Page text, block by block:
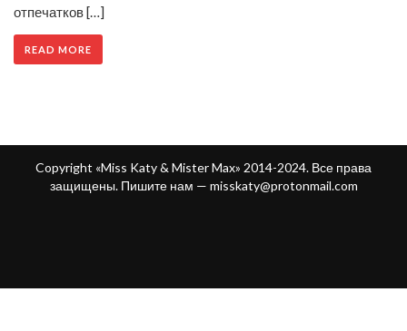
отпечатков […]
READ MORE
Copyright «Miss Katy & Mister Max» 2014-2024. Все права
защищены. Пишите нам — misskaty@protonmail.com